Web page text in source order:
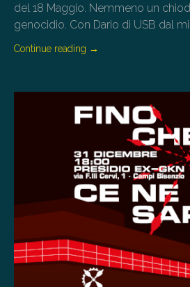
del 18 Maggio. Nemmeno un
genocidio. Con Dario di USB dal
Continue reading →